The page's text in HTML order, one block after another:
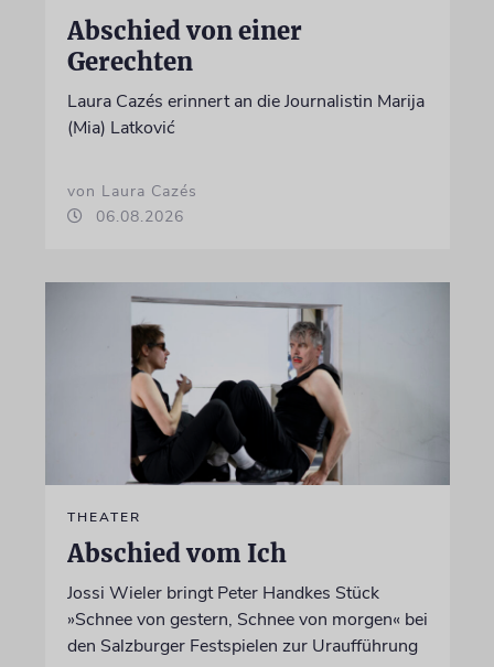
Abschied von einer
Gerechten
Laura Cazés erinnert an die Journalistin Marija
(Mia) Latković
von Laura Cazés
06.08.2026
THEATER
Abschied vom Ich
Jossi Wieler bringt Peter Handkes Stück
»Schnee von gestern, Schnee von morgen« bei
den Salzburger Festspielen zur Uraufführung